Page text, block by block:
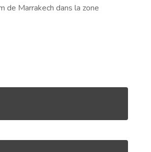
de Marrakech dans la zone